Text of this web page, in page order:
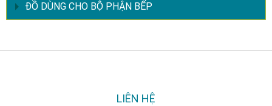
ĐỒ DÙNG CHO BỘ PHẬN BẾP
LIÊN HỆ